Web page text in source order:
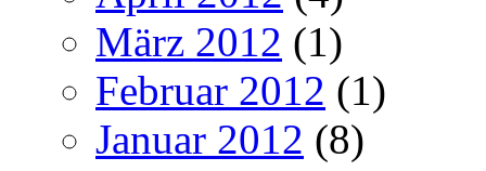
März 2012 (1)
Februar 2012 (1)
Januar 2012 (8)